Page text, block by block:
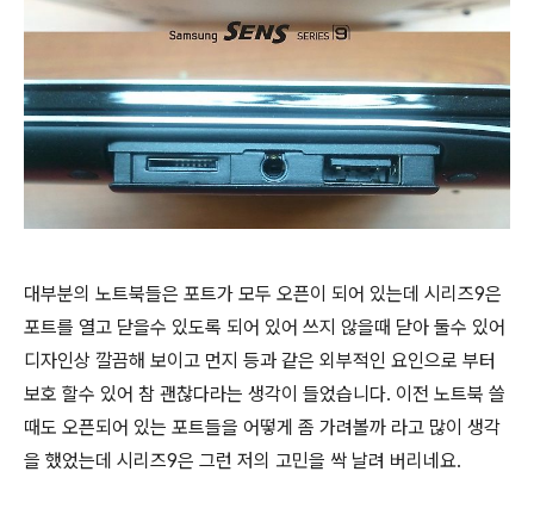
대부분의 노트북들은 포트가 모두 오픈이 되어 있는데 시리즈9은
포트를 열고 닫을수 있도록 되어 있어 쓰지 않을때 닫아 둘수 있어
디자인상 깔끔해 보이고 먼지 등과 같은 외부적인 요인으로 부터
보호 할수 있어 참 괜찮다라는 생각이 들었습니다. 이전 노트북 쓸
때도 오픈되어 있는 포트들을 어떻게 좀 가려볼까 라고 많이 생각
을 했었는데 시리즈9은 그런 저의 고민을 싹 날려 버리네요.